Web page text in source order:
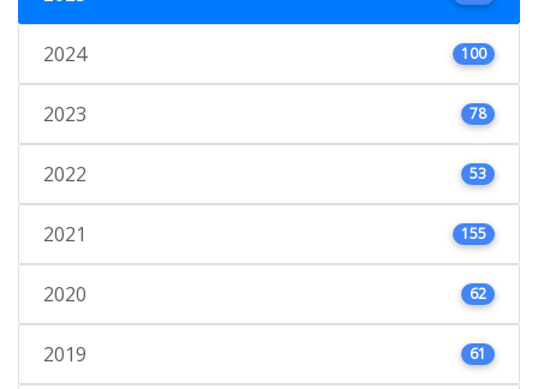
2024 100
2023 78
2022 53
2021 155
2020 62
2019 61